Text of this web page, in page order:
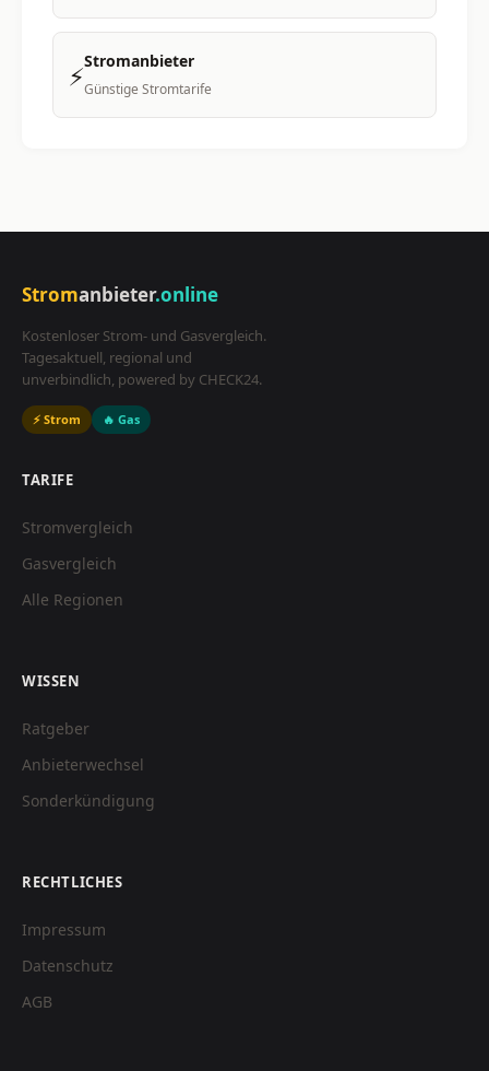
⚡Stromanbieter
Günstige Stromtarife
Stromanbieter.online
Kostenloser Strom- und Gasvergleich.
Tagesaktuell, regional und
unverbindlich, powered by CHECK24.
⚡ Strom 🔥 Gas
TARIFE
Stromvergleich
Gasvergleich
Alle Regionen
WISSEN
Ratgeber
Anbieterwechsel
Sonderkündigung
RECHTLICHES
Impressum
Datenschutz
AGB